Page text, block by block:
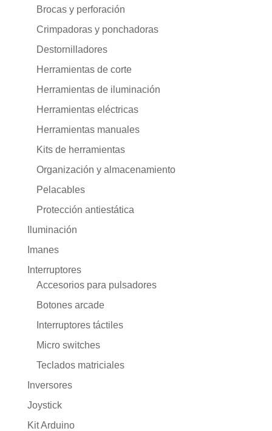
Brocas y perforación
Crimpadoras y ponchadoras
Destornilladores
Herramientas de corte
Herramientas de iluminación
Herramientas eléctricas
Herramientas manuales
Kits de herramientas
Organización y almacenamiento
Pelacables
Protección antiestática
Iluminación
Imanes
Interruptores
Accesorios para pulsadores
Botones arcade
Interruptores táctiles
Micro switches
Teclados matriciales
Inversores
Joystick
Kit Arduino